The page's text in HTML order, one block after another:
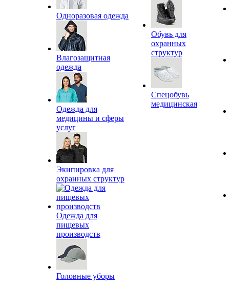
Одноразовая одежда
Влагозащитная
одежда
Одежда для
медицины и сферы
услуг
Экипировка для
охранных структур
Одежда для
пищевых
производств
Головные уборы
Обувь для
охранных
структур
Спецобувь
медицинская